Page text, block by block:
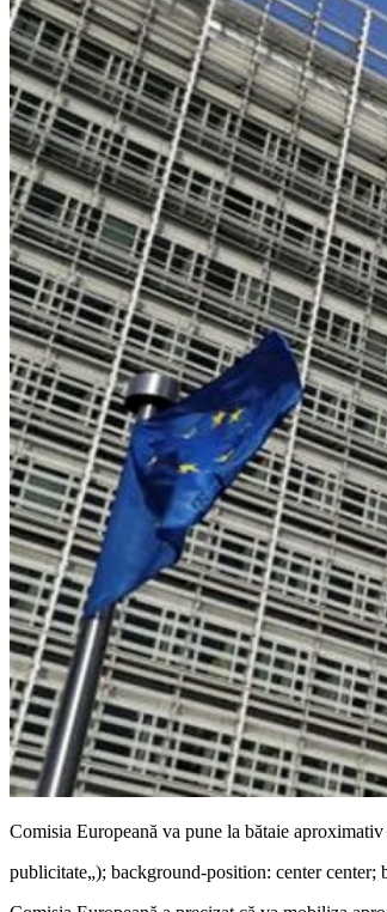
Comisia Europeană va pune la bătaie
publicitate„); background-position: center center;